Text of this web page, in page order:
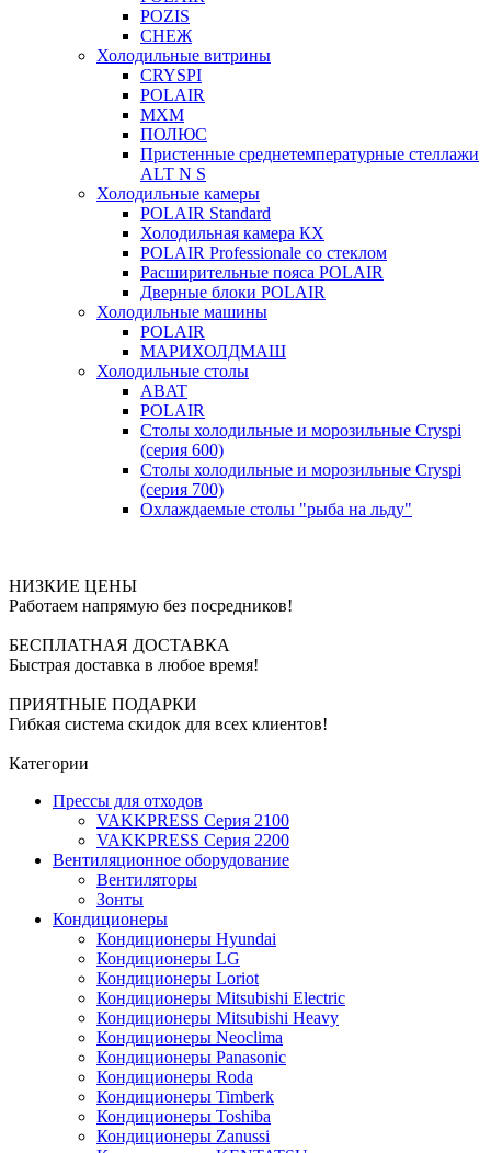
POZIS
СНЕЖ
Холодильные витрины
CRYSPI
POLAIR
МХМ
ПОЛЮС
Пристенные среднетемпературные стеллажи
ALT N S
Холодильные камеры
POLAIR Standard
Холодильная камера КХ
POLAIR Professionale со стеклом
Расширительные пояса POLAIR
Дверные блоки POLAIR
Холодильные машины
POLAIR
МАРИХОЛДМАШ
Холодильные столы
ABAT
POLAIR
Столы холодильные и морозильные Cryspi
(серия 600)
Столы холодильные и морозильные Cryspi
(серия 700)
Охлаждаемые столы "рыба на льду"
НИЗКИЕ ЦЕНЫ
Работаем напрямую без посредников!
БЕСПЛАТНАЯ ДОСТАВКА
Быстрая доставка в любое время!
ПРИЯТНЫЕ ПОДАРКИ
Гибкая система скидок для всех клиентов!
Категории
Прессы для отходов
VAKKPRESS Серия 2100
VAKKPRESS Серия 2200
Вентиляционное оборудование
Вентиляторы
Зонты
Кондиционеры
Кондиционеры Hyundai
Кондиционеры LG
Кондиционеры Loriot
Кондиционеры Mitsubishi Electric
Кондиционеры Mitsubishi Heavy
Кондиционеры Neoclima
Кондиционеры Panasonic
Кондиционеры Roda
Кондиционеры Timberk
Кондиционеры Toshiba
Кондиционеры Zanussi